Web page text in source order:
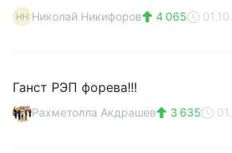
НН Николай Никифоров 4 065
Ганст РЭП форева!!!
Рахметолла Акдрашев 3 635